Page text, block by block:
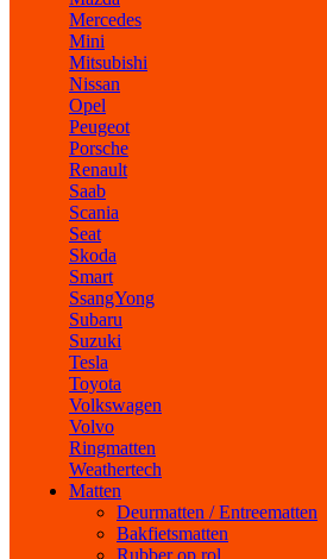
Mercedes
Mini
Mitsubishi
Nissan
Opel
Peugeot
Porsche
Renault
Saab
Scania
Seat
Skoda
Smart
SsangYong
Subaru
Suzuki
Tesla
Toyota
Volkswagen
Volvo
Ringmatten
Weathertech
Matten
Deurmatten / Entreematten
Bakfietsmatten
Rubber op rol